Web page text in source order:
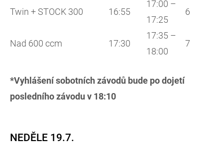
Twin + STOCK 300 16:55
17:00 –
17:25
6
Nad 600 ccm 17:30
17:35 –
18:00
7
*Vyhlášení sobotních závodů bude po dojetí
posledního závodu v 18:10
NEDĚLE 19.7.